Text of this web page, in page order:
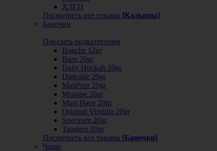
ХЛГН
Посмотреть все товары [Кальяны]
Баночки
Показать подкатегории
Bonche 12gr
Burn 20gr
Daily Hookah 20gr
Darkside 20gr
MattPear 20gr
Mixtape 20gr
Must Have 20gr
Original Virginia 20gr
Spectrum 20gr
Tangiers 20gr
Посмотреть все товары [Баночки]
Чаши